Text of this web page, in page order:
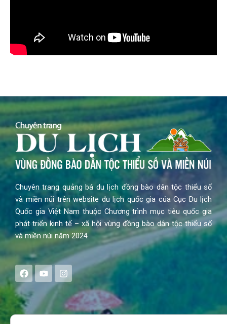
Chuyên trang quảng bá du lịch đồng bào dân tộc thiểu số
và miền núi trên website du lịch quốc gia của Cục Du lịch
Quốc gia Việt Nam thuộc Chương trình mục tiêu quốc gia
phát triển kinh tế – xã hội vùng đồng bào dân tộc thiểu số
và miền núi năm 2024
F
a
e
b
o
Y
o
t
u
b
I
n
s
a
g
Search